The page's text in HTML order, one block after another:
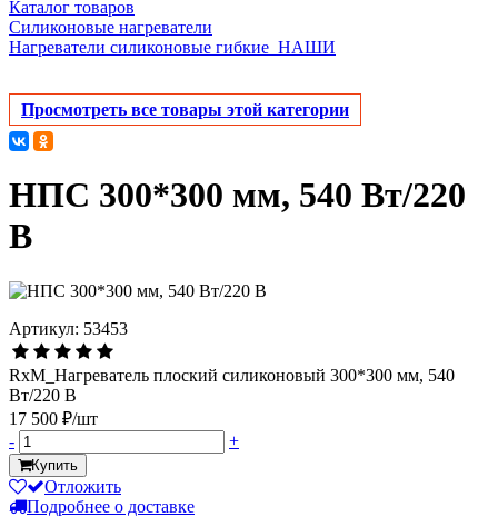
Каталог товаров
Силиконовые нагреватели
Нагреватели силиконовые гибкие_НАШИ
Просмотреть все товары этой категории
НПС 300*300 мм, 540 Вт/220
В
Артикул: 53453
RxM_Нагреватель плоский силиконовый 300*300 мм, 540
Вт/220 В
17 500 ₽/шт
-
+
Купить
Отложить
Подробнее о доставке